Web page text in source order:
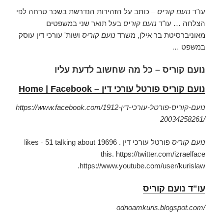
עו"ד נועם קוריס – כותב על הזהירות הנדרשת בשכר טרחה לפי
הצלחה … עו"ד נועם קוריס בעל תואר שני במשפטים
מאוניברסיטת בר אילן, משרד נועם קוריס ושות' עורכי דין עוסק
במשפט …
נועם קוריס – כל מה שחשוב לדעת עליו
נועם קוריס פורטל עורכי דין – Home | Facebook
https://www.facebook.com/נועם-קוריס-פורטל-עורכי-דין-1912
20034258261/
נועם קוריס
פורטל עורכי דין . 19696 likes · 51 talking about
this. https://twitter.com/izraelface
https://www.youtube.com/user/kurislaw.
עו"ד נועם קוריס
odnoamkuris.blogspot.com/